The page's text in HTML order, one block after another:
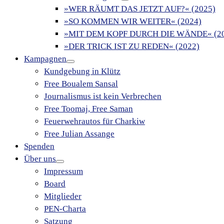
»WER RÄUMT DAS JETZT AUF?« (2025)
»SO KOMMEN WIR WEITER« (2024)
»MIT DEM KOPF DURCH DIE WÄNDE«
»DER TRICK IST ZU REDEN« (2022)
Kampagnen
Kundgebung in Klütz
Free Boualem Sansal
Journalismus ist kein Verbrechen
Free Toomaj, Free Saman
Feuerwehrautos für Charkiw
Free Julian Assange
Spenden
Über uns
Impressum
Board
Mitglieder
PEN-Charta
Satzung